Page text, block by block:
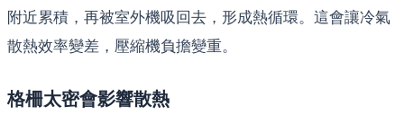
附近累積，再被室外機吸回去，形成熱循環。這會讓冷氣
散熱效率變差，壓縮機負擔變重。
格柵太密會影響散熱